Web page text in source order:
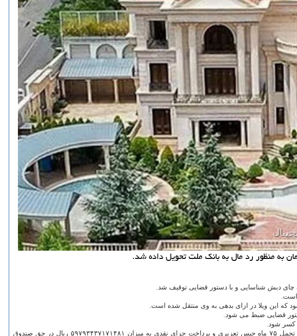
که این ویلا در ازای بدهی به وی منتقل شده است.
قضایی ضبط می شود.
کسر شود.
اکبر رحیمی درآباد متهم ردیف اول پرونده چای دبش در دادگاه به افترا قاچاق سازمان یافته از نوع کالای مجاز مشروط به تحمل ۷۵ ماه حبس تعزیری و پرداخت جزای نقدی به میزان ۵۹۷۹۳۴۳۷۱۷۱۴۸۱ ریال در حق صندوق